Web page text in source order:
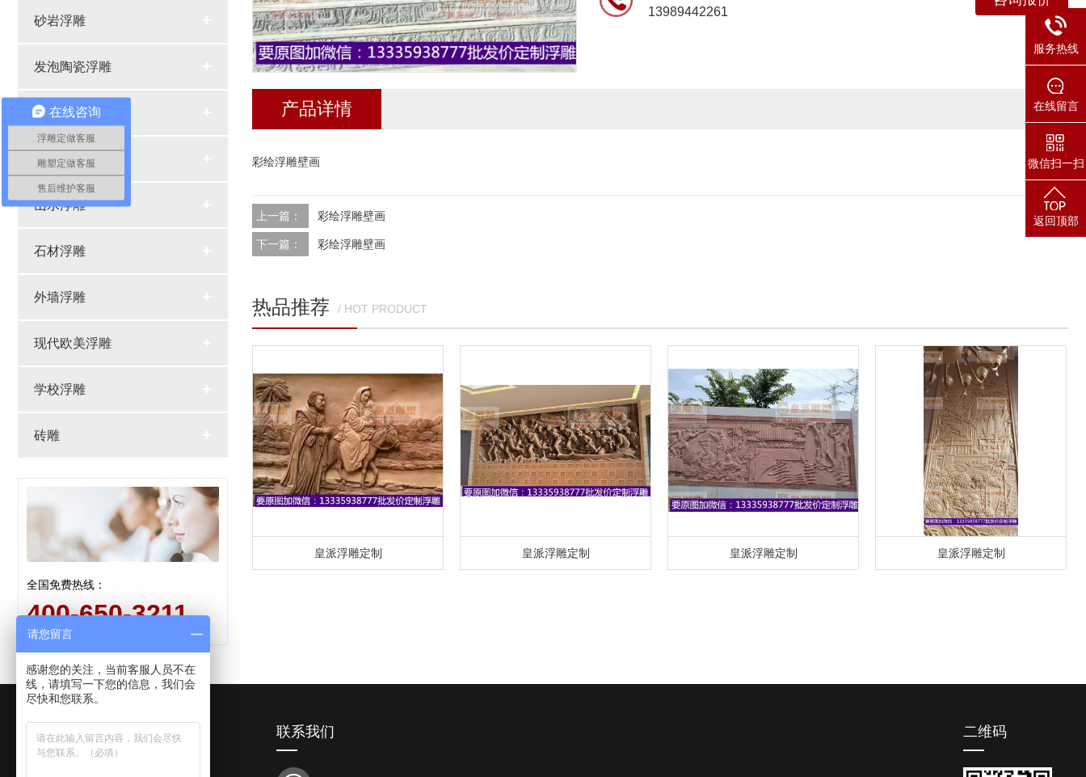
砂岩浮雕
发泡陶瓷浮雕
花鸟荷花浮雕
机关场馆浮雕
山水浮雕
石材浮雕
外墙浮雕
现代欧美浮雕
学校浮雕
砖雕
全国免费热线：
400-650-3211
13989442261
产品详情
彩绘浮雕壁画
上一篇： 彩绘浮雕壁画
下一篇： 彩绘浮雕壁画
热品推荐 / HOT PRODUCT
皇派浮雕定制 皇派浮雕定制 皇派浮雕定制 皇派浮雕定制
网站导航 联系我们 二维码
服务热线
在线留言
微信扫一扫
返回顶部
在线咨询
浮雕定做客服
雕塑定做客服
售后维护客服
请您留言
感谢您的关注，当前客服人员不在
线，请填写一下您的信息，我们会
尽快和您联系。